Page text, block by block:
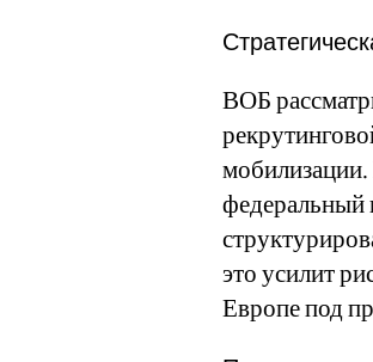
ВОБ
мобилизации.
федеральный
это усилит
Европе под